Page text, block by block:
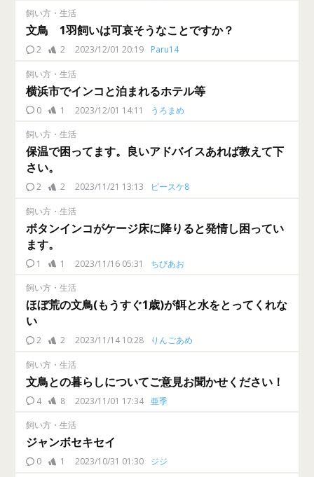
飼い方・生活
文鳥 1羽飼いは可哀そうなことですか？
2 2 2023/12/01 20:19 Paru14
飼い方・生活
横浜市でインコと泊まれるホテル等
0 1 2023/12/01 14:11 うろまめ
飼い方・生活
保温で困ってます。良いアドバイスあれば教えて下
さい。
2 2 2023/11/21 13:13 ピースケ8
飼い方・生活
ボタンインコがケージ床に降りると発情し困ってい
ます。
1 1 2023/11/16 05:31 ちびあお
飼い方・生活
ほぼ荒の文鳥(もうすぐ1歳)が餌と水をとってくれな
い
2 2 2023/11/14 10:28 りんごあめ
飼い方・生活
文鳥との暮らしについてご意見お聞かせください！
4 8 2023/11/01 17:34 亜季
飼い方・生活
ジャンボセキセイ
0 1 2023/10/31 01:30 ジジ